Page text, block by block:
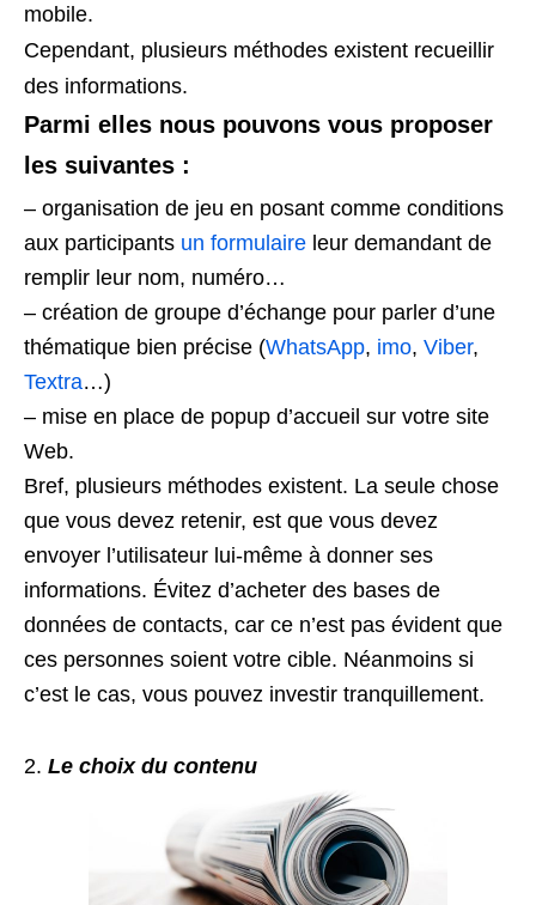
mobile.
Cependant, plusieurs méthodes existent recueillir
des informations.
Parmi elles nous pouvons vous proposer
les suivantes :
– organisation de jeu en posant comme conditions
aux participants un formulaire leur demandant de
remplir leur nom, numéro…
– création de groupe d’échange pour parler d’une
thématique bien précise (WhatsApp, imo, Viber,
Textra…)
– mise en place de popup d’accueil sur votre site
Web.
Bref, plusieurs méthodes existent. La seule chose
que vous devez retenir, est que vous devez
envoyer l’utilisateur lui-même à donner ses
informations. Évitez d’acheter des bases de
données de contacts, car ce n’est pas évident que
ces personnes soient votre cible. Néanmoins si
c’est le cas, vous pouvez investir tranquillement.
Le choix du contenu